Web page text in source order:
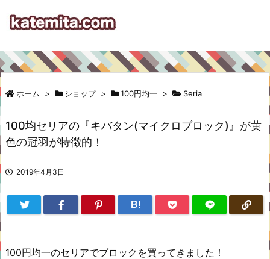
ホーム > ショップ > 100円均一 > Seria
100均セリアの『キバタン(マイクロブロック)』が黄
色の冠羽が特徴的！
2019年4月3日
B!
100円均一のセリアでブロックを買ってきました！